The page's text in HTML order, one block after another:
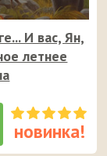
И вас, Ян,
летнее